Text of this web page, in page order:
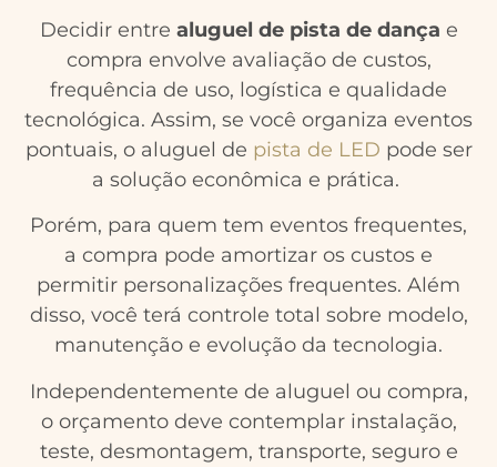
Decidir entre aluguel de pista de dança e
compra envolve avaliação de custos,
frequência de uso, logística e qualidade
tecnológica. Assim, se você organiza eventos
pontuais, o aluguel de pista de LED pode ser
a solução econômica e prática.
Porém, para quem tem eventos frequentes,
a compra pode amortizar os custos e
permitir personalizações frequentes. Além
disso, você terá controle total sobre modelo,
manutenção e evolução da tecnologia.
Independentemente de aluguel ou compra,
o orçamento deve contemplar instalação,
teste, desmontagem, transporte, seguro e